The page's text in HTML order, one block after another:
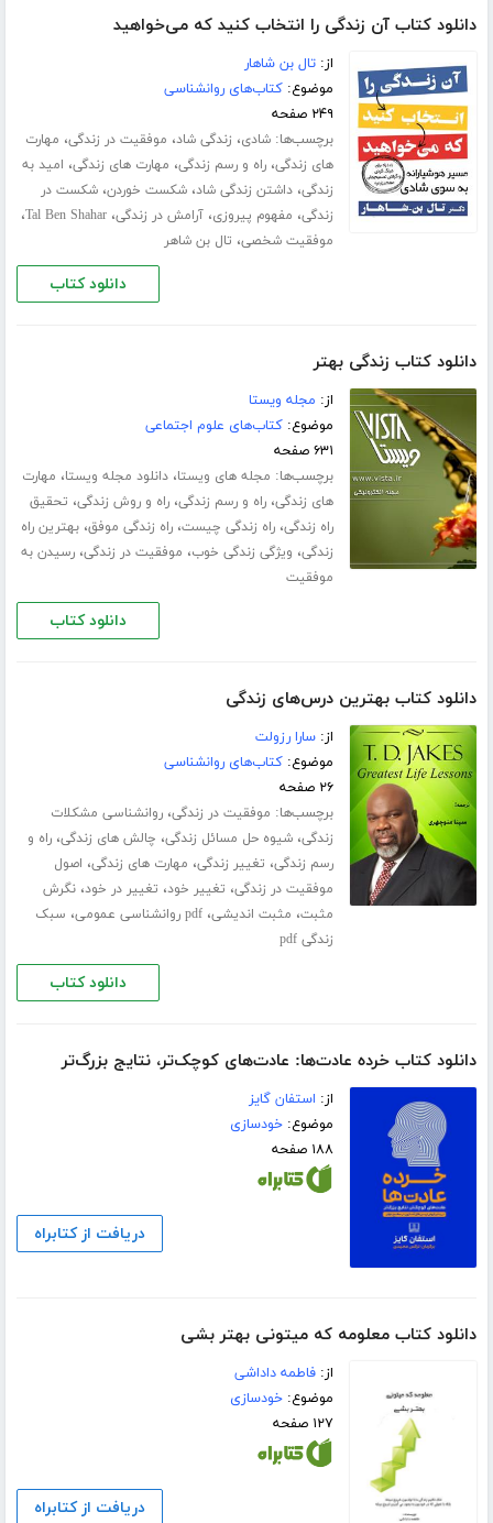
دانلود کتاب آن زندگی را انتخاب کنید که می‌خواهید
از:تال بن شاهار
موضوع:کتاب‌های روانشناسی
۲۴۹ صفحه
برچسب‌ها:شادی، زندگی شاد، موفقیت در زندگی، مهارت
های زندگی،راه و رسم زندگی، مهارت های زندگی، امید به
زندگی،داشتن زندگی شاد،شکست خوردن،شکست در
زندگی، مفهوم پیروزی،آرامش در زندگی،Tal Ben Shahar،
موفقیت شخصی، تال بن شاهر
دانلود کتاب
دانلود کتاب زندگی بهتر
از: مجله ویستا
موضوع:کتاب‌های علوم اجتماعی
۶۳۱ صفحه
برچسب‌ها: مجله های ویستا،دانلود مجله ویستا، مهارت
های زندگی،راه و رسم زندگی،راه و روش زندگی، تحقیق
راه زندگی،راه زندگی چیست،راه زندگی موفق،بهترین راه
زندگی، ویژگی زندگی خوب، موفقیت در زندگی،رسیدن به
موفقیت
دانلود کتاب
دانلود کتاب بهترین درس‌های زندگی
از:سارا رزولت
موضوع:کتاب‌های روانشناسی
۲۶ صفحه
برچسب‌ها: موفقیت در زندگی،روانشناسی مشکلات
زندگی،شیوه حل مسائل زندگی، چالش های زندگی،راه و
رسم زندگی، تغییر زندگی، مهارت های زندگی، اصول
موفقیت در زندگی، تغییر خود، تغییر در خود،نگرش
مثبت، مثبت اندیشی،pdf روانشناسی عمومی ، سبک
زندگی pdf
دانلود کتاب
دانلود کتاب خرده عادت‌ها: عادت‌های کوچک‌تر، نتایج بزرگ‌تر
از: استفان گایز
موضوع:خودسازی
۱۸۸ صفحه
دریافت از کتابراه
دانلود کتاب معلومه که میتونی بهتر بشی
از:فاطمه داداشی
موضوع:خودسازی
۱۲۷ صفحه
دریافت از کتابراه